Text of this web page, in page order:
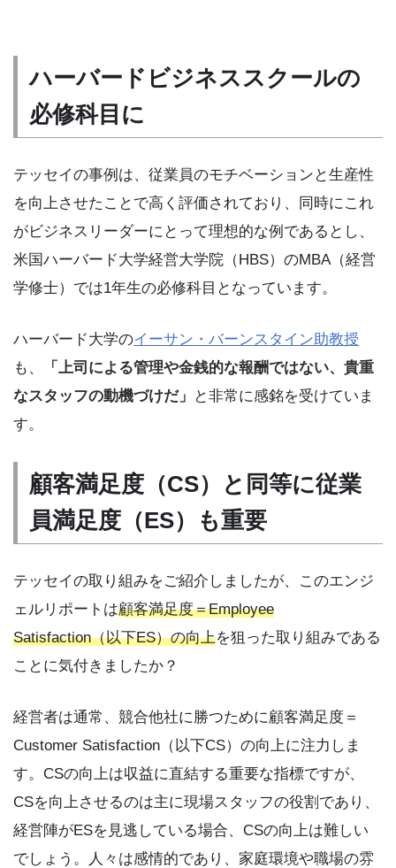
ハーバードビジネススクールの
必修科目に
テッセイの事例は、従業員のモチベーションと生産性
を向上させたことで高く評価されており、同時にこれ
がビジネスリーダーにとって理想的な例であるとし、
米国ハーバード大学経営大学院（HBS）のMBA（経営
学修士）では1年生の必修科目となっています。
ハーバード大学のイーサン・バーンスタイン助教授
も、
「上司による管理や金銭的な報酬ではない、貴重
なスタッフの動機づけだ」
と非常に感銘を受けていま
す。
顧客満足度（CS）と同等に従業
員満足度（ES）も重要
テッセイの取り組みをご紹介しましたが、このエンジ
ェルリポートは顧客満足度＝Employee
Satisfaction（以下ES）の向上を狙った取り組みである
ことに気付きましたか？
経営者は通常、競合他社に勝つために顧客満足度＝
Customer Satisfaction（以下CS）の向上に注力しま
す。CSの向上は収益に直結する重要な指標ですが、
CSを向上させるのは主に現場スタッフの役割であり、
経営陣がESを見逃している場合、CSの向上は難しい
でしょう。人々は感情的であり、家庭環境や職場の雰